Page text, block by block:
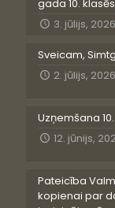
gada 10. klasēs
3. jūlijs, 2026
Sveicam,
2. jūlijs, 2026
Uzņemšana
12. jūnijs,
Pateicība
kopienai par